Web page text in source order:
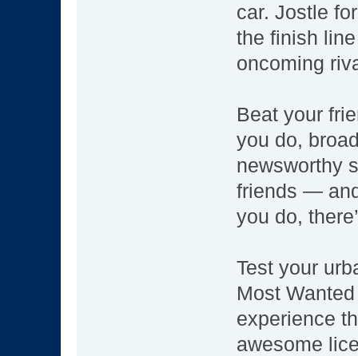
car. Jostle
the finish
oncoming
Beat your
you do,
newsworthy
friends —
you do,
Test your
Most
experience
awesome